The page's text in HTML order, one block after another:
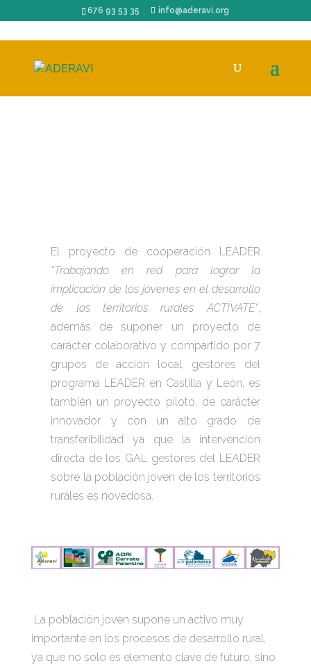
676 93 53 35 info@aderavi.org
El proyecto de cooperación LEADER
“Trabajando en red para lograr la
implicación de los jóvenes en el desarrollo
de los territorios rurales ACTÍVATE“,
además de suponer un proyecto de
carácter colaborativo y compartido por 7
grupos de acción local, gestores del
programa LEADER en Castilla y León, es
también un proyecto piloto, de carácter
innovador y con un alto grado de
transferibilidad ya que la intervención
directa de los GAL gestores del LEADER
sobre la población joven de los territorios
rurales es novedosa.
La población joven supone un activo muy
importante en los procesos de desarrollo rural,
ya que no solo es elemento clave de futuro, sino